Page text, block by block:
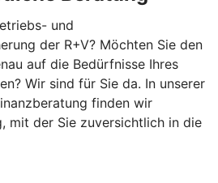
und
der R+V? Möchten Sie den
auf die Bedürfnisse Ihres
Wir sind für Sie da. In unserer
finden wir
mit der Sie zuversichtlich in die